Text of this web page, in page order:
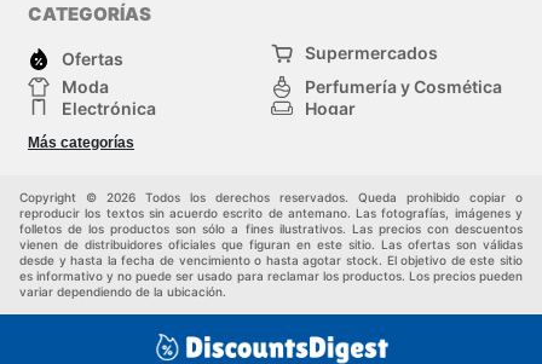
CATEGORÍAS
Ofertas
Supermercados
Moda
Perfumería y Cosmética
Electrónica
Hogar
Deporte
Juguetes y bebés
Más categorías
Copyright © 2026 Todos los derechos reservados. Queda prohibido copiar o
reproducir los textos sin acuerdo escrito de antemano. Las fotografías, imágenes y
folletos de los productos son sólo a fines ilustrativos. Las precios con descuentos
vienen de distribuidores oficiales que figuran en este sitio. Las ofertas son válidas
desde y hasta la fecha de vencimiento o hasta agotar stock. El objetivo de este sitio
es informativo y no puede ser usado para reclamar los productos. Los precios pueden
variar dependiendo de la ubicación.